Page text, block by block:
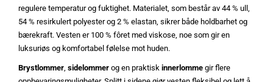
regulere temperatur og fuktighet. Materialet, som består av 44 % ull,
54 % resirkulert polyester og 2 % elastan, sikrer både holdbarhet og
bærekraft. Vesten er 100 % fôret med viskose, noe som gir en
luksuriøs og komfortabel følelse mot huden.
Brystlommer, sidelommer og en praktisk innerlomme gir flere